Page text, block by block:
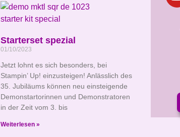
Starterset spezial
01/10/2023
Jetzt lohnt es sich besonders, bei
Stampin’ Up! einzusteigen! Anlässlich des
35. Jubiläums können neu einsteigende
Demonstartorinnen und Demonstratoren
in der Zeit vom 3. bis
Weiterlesen »